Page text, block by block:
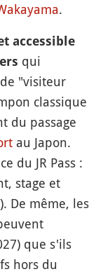
.
accessible
qui
"visiteur
classique
du passage
au Japon.
du JR Pass :
stage et
). De même, les
que s'ils
hors du